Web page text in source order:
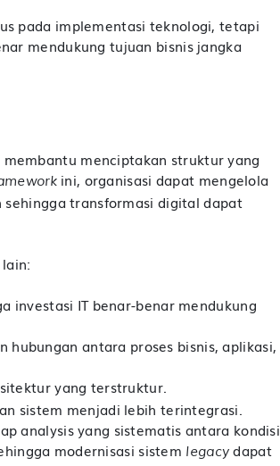
pada implementasi teknologi, tetapi
mendukung tujuan bisnis jangka
membantu menciptakan struktur yang
ini, organisasi dapat mengelola
sehingga transformasi digital dapat
investasi IT benar-benar mendukung
hubungan antara proses bisnis, aplikasi,
yang terstruktur.
sistem menjadi lebih terintegrasi.
analysis yang sistematis antara kondisi
modernisasi sistem legacy dapat